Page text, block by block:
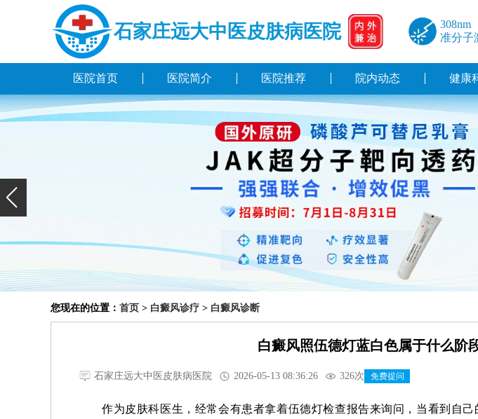
石家庄远大中医皮肤病医院
308nm
准分子
医院首页 医院简介 医院推荐 院内动态 健康
您现在的位置： 首页 > 白癜风诊疗 > 白癜风诊断
白癜风照伍德灯蓝白色属于什么阶
石家庄远大中医皮肤病医院 2026-05-13 08:36:26 326次 免费提问
作为皮肤科医生，经常会有患者拿着伍德灯检查报告来询问，当看到自